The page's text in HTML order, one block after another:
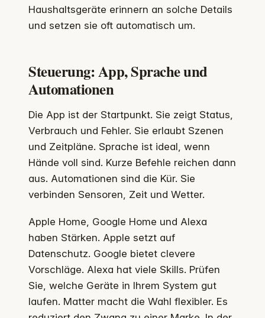
Haushaltsgeräte erinnern an solche Details
und setzen sie oft automatisch um.
Steuerung: App, Sprache und
Automationen
Die App ist der Startpunkt. Sie zeigt Status,
Verbrauch und Fehler. Sie erlaubt Szenen
und Zeitpläne. Sprache ist ideal, wenn
Hände voll sind. Kurze Befehle reichen dann
aus. Automationen sind die Kür. Sie
verbinden Sensoren, Zeit und Wetter.
Apple Home, Google Home und Alexa
haben Stärken. Apple setzt auf
Datenschutz. Google bietet clevere
Vorschläge. Alexa hat viele Skills. Prüfen
Sie, welche Geräte in Ihrem System gut
laufen. Matter macht die Wahl flexibler. Es